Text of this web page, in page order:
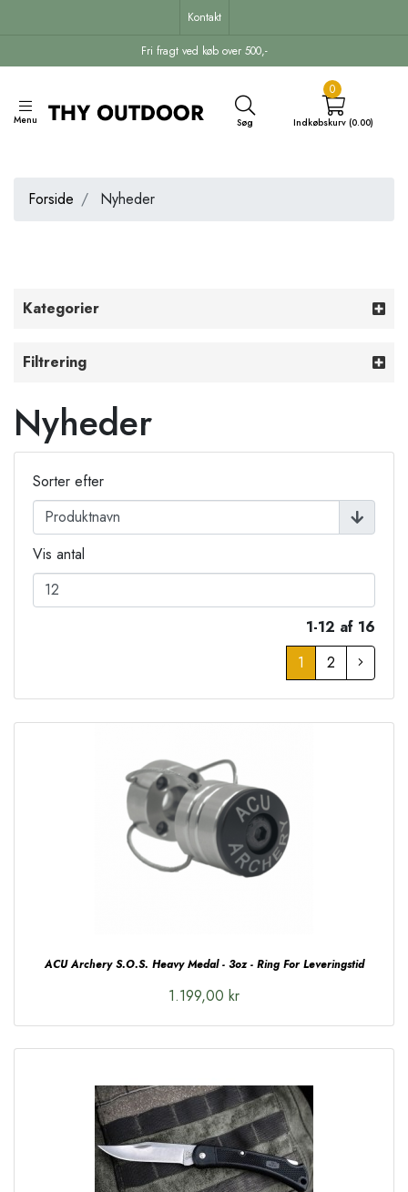
Fri fragt ved køb over 500,-
Kontakt
Menu Søg
0
Indkøbskurv (0.00)
Forside Nyheder
Kategorier
Filtrering
Nyheder
Sorter efter
Vis antal
1-12 af 16
1
2
ACU Archery S.O.S. Heavy Medal - 3oz - Ring For Leveringstid
1.199,00 kr